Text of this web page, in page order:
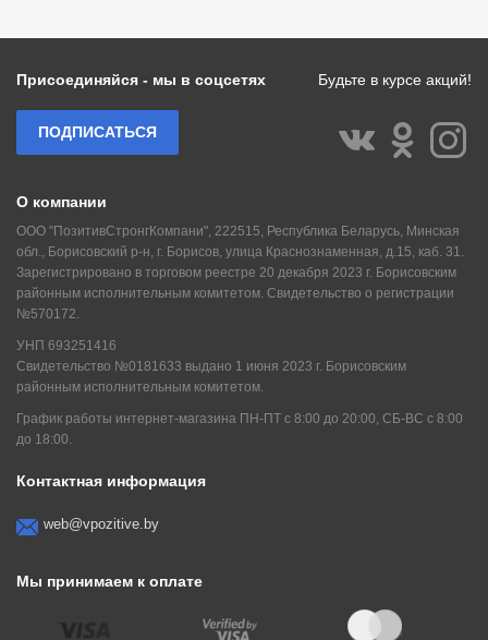
Мы принимаем к оплате
Контактная информация
web@vpozitive.by
О компании
ООО "ПозитивСтронгКомпани", 222515, Республика Беларусь, Минская
обл., Борисовский р-н, г. Борисов, улица Краснознаменная, д.15, каб. 31.
Зарегистрировано в торговом реестре 20 декабря 2023 г. Борисовским
районным исполнительным комитетом. Свидетельство о регистрации
№570172.
УНП 693251416
Свидетельство №0181633 выдано 1 июня 2023 г. Борисовским
районным исполнительным комитетом.
График работы интернет-магазина ПН-ПТ с 8:00 до 20:00, СБ-ВС с 8:00
до 18:00.
Присоединяйся - мы в соцсетях Будьте в курсе акций!
ПОДПИСАТЬСЯ